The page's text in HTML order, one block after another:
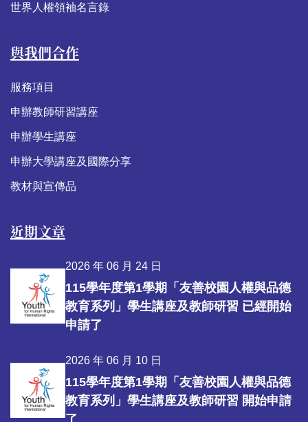
世界人權領袖名言錄
與我們合作
服務項目
申辦教師研習講座
申辦學生講座
申辦大學講座及國際分享
教材與宣傳品
近期文章
2026 年 06 月 24 日
115學年度第1學期「友善校園人權與品德
教育系列」學生講座及教師研習 已經開始
申請了
2026 年 06 月 10 日
115學年度第1學期「友善校園人權與品德
教育系列」學生講座及教師研習 開始申請
了